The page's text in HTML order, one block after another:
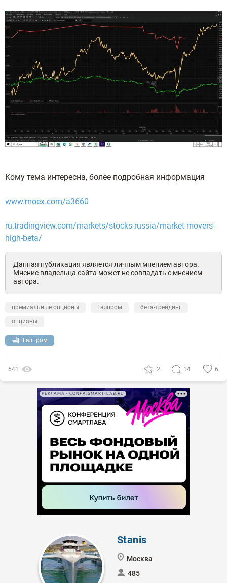
Кому тема интересна, более подробная информация
www.moex.com/a3660
ru.tradingview.com/markets/stocks-russia/market-movers-
high-beta/
Данная публикация является личным мнением автора.
Мнение владельца сайта может не совпадать с мнением
автора.
премиальные опционы Газпром
бета-трейдинг
опционы
Газпром
541 2 14 6
РЕКЛАМА • CONFA.SMART-LAB.RU
Stanis
Москва
485